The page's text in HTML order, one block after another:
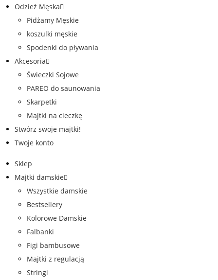
Odzież Męska
Pidżamy Męskie
koszulki męskie
Spodenki do pływania
Akcesoria
Świeczki Sojowe
PAREO do saunowania
Skarpetki
Majtki na cieczkę
Stwórz swoje majtki!
Twoje konto
Sklep
Majtki damskie
Wszystkie damskie
Bestsellery
Kolorowe Damskie
Falbanki
Figi bambusowe
Majtki z regulacją
Stringi